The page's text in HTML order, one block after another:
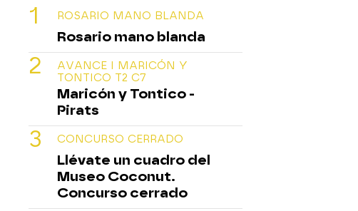
ROSARIO MANO BLANDA
Rosario mano blanda
AVANCE I MARICÓN Y
TONTICO T2 C7
Maricón y Tontico -
Pirats
CONCURSO CERRADO
Llévate un cuadro del
Museo Coconut.
Concurso cerrado